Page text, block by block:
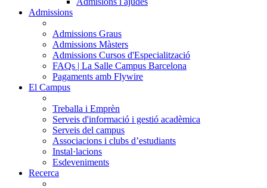
Admissions
Admissions Graus
Admissions Màsters
Admissions Cursos d'Especialització
FAQs | La Salle Campus Barcelona
Pagaments amb Flywire
El Campus
Treballa i Emprèn
Serveis d'informació i gestió acadèmica
Serveis del campus
Associacions i clubs d’estudiants
Instal·lacions
Esdeveniments
Recerca